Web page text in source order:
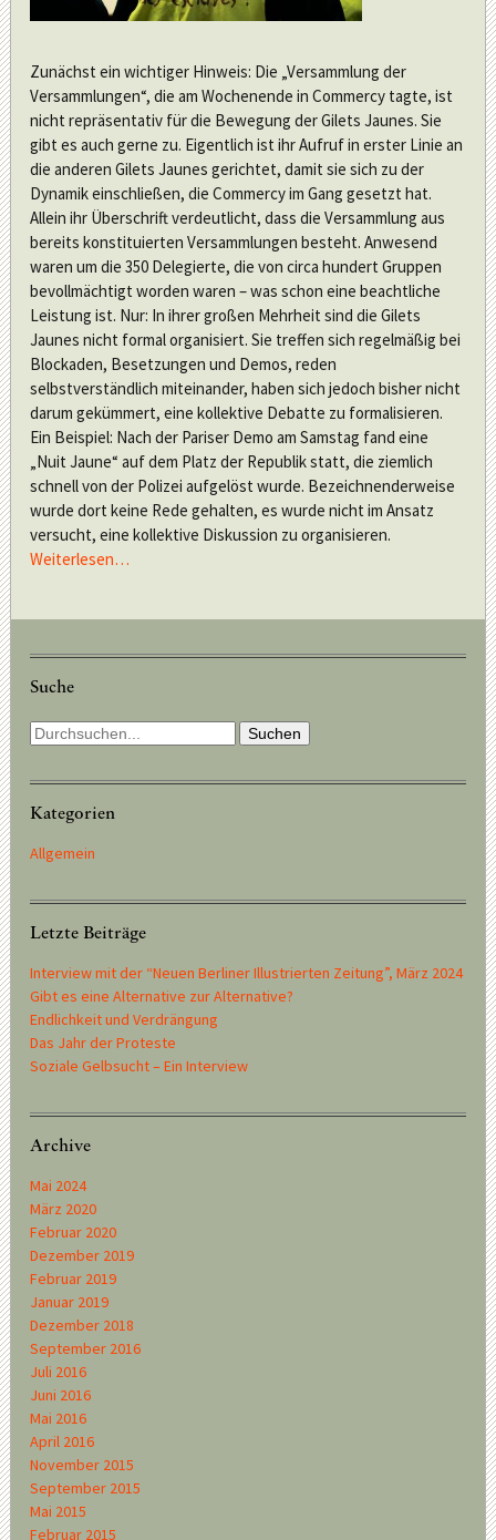
Zunächst ein wichtiger Hinweis: Die „Versammlung der
Versammlungen“, die am Wochenende in Commercy tagte, ist
nicht repräsentativ für die Bewegung der Gilets Jaunes. Sie
gibt es auch gerne zu. Eigentlich ist ihr Aufruf in erster Linie an
die anderen Gilets Jaunes gerichtet, damit sie sich zu der
Dynamik einschließen, die Commercy im Gang gesetzt hat.
Allein ihr Überschrift verdeutlicht, dass die Versammlung aus
bereits konstituierten Versammlungen besteht. Anwesend
waren um die 350 Delegierte, die von circa hundert Gruppen
bevollmächtigt worden waren – was schon eine beachtliche
Leistung ist. Nur: In ihrer großen Mehrheit sind die Gilets
Jaunes nicht formal organisiert. Sie treffen sich regelmäßig bei
Blockaden, Besetzungen und Demos, reden
selbstverständlich miteinander, haben sich jedoch bisher nicht
darum gekümmert, eine kollektive Debatte zu formalisieren.
Ein Beispiel: Nach der Pariser Demo am Samstag fand eine
„Nuit Jaune“ auf dem Platz der Republik statt, die ziemlich
schnell von der Polizei aufgelöst wurde. Bezeichnenderweise
wurde dort keine Rede gehalten, es wurde nicht im Ansatz
versucht, eine kollektive Diskussion zu organisieren.
Weiterlesen…
Suche
Kategorien
Allgemein
Letzte Beiträge
Interview mit der “Neuen Berliner Illustrierten Zeitung”, März 2024
Gibt es eine Alternative zur Alternative?
Endlichkeit und Verdrängung
Das Jahr der Proteste
Soziale Gelbsucht – Ein Interview
Archive
Mai 2024
März 2020
Februar 2020
Dezember 2019
Februar 2019
Januar 2019
Dezember 2018
September 2016
Juli 2016
Juni 2016
Mai 2016
April 2016
November 2015
September 2015
Mai 2015
Februar 2015